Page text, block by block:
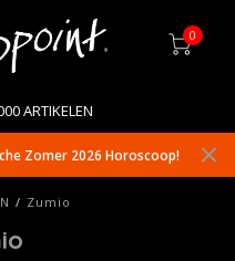
0
ARTIKELEN
Zomer 2026 Horoscoop!
/ Zumio